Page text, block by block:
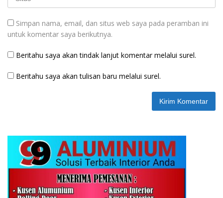
Simpan nama, email, dan situs web saya pada peramban ini
untuk komentar saya berikutnya.
Beritahu saya akan tindak lanjut komentar melalui surel.
Beritahu saya akan tulisan baru melalui surel.